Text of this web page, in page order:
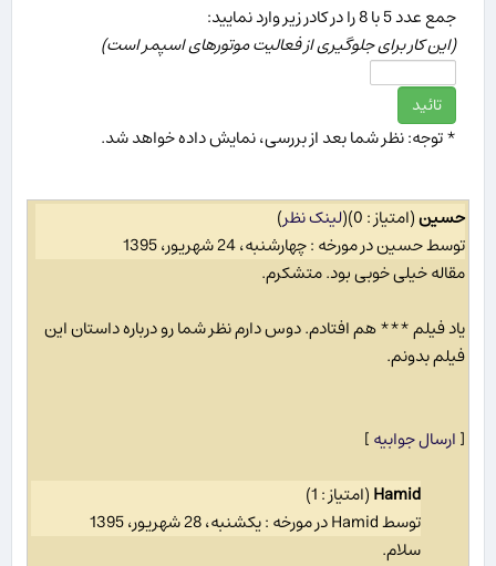
جمع عدد 5 با 8 را در كادر زیر وارد نمایید:
(این كار برای جلوگیری از فعالیت موتورهای اسپمر است)
* توجه: نظر شما بعد از بررسی، نمایش داده خواهد شد.
حسین(امتیاز : 0) (لینک نظر)
توسط حسین در مورخه : چهارشنبه، 24 شهریور، 1395
مقاله خیلی خوبی بود. متشکرم.
یاد فیلم *** هم افتادم. دوس دارم نظر شما رو درباره داستان این
فیلم بدونم.
[ارسال جوابیه]
Hamid(امتیاز : 1)
توسط Hamid در مورخه : یکشنبه، 28 شهریور، 1395
سلام.